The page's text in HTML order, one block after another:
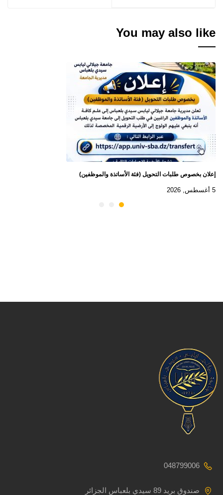
You may also like
إعلان بخصوص طلبات التحويل (فئة الأساتذة والموظفين)
5 أغسطس, 2026
048799006
صندوق بريد 89 سيدي بلعباس الجزائر